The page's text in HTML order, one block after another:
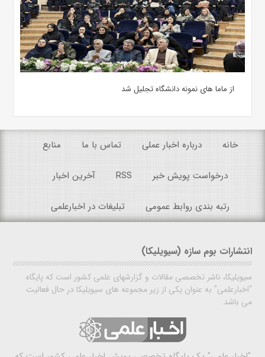
از ماما های نمونه دانشگاه تجلیل شد
خانه درباره اخبار عملی تماس با ما منابع
درخواست پویش خبر RSS آخرین اخبار
رتبه بندی روابط عمومی تبلیغات در اخبارعلمی
انتشارات بوم سازه (سیویلیکا)
سیویلیکا، ناشر تخصصی مقالات و گزارشهای علمی کشور است که پایگاه
"اخبارعلمی" به عنوان یکی از زیر مجموعه های سیویلیکا در حال فعالیت
می باشد.